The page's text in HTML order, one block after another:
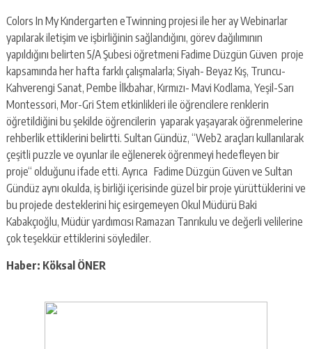
Colors In My Kındergarten eTwinning projesi ile her ay Webinarlar
yapılarak iletişim ve işbirliğinin sağlandığını, görev dağılımının
yapıldığını belirten 5/A Şubesi öğretmeni Fadime Düzgün Güven proje
kapsamında her hafta farklı çalışmalarla; Siyah- Beyaz Kış, Truncu-
Kahverengi Sanat, Pembe İlkbahar, Kırmızı- Mavi Kodlama, Yeşil-Sarı
Montessori, Mor-Gri Stem etkinlikleri ile öğrencilere renklerin
öğretildiğini bu şekilde öğrencilerin yaparak yaşayarak öğrenmelerine
rehberlik ettiklerini belirtti. Sultan Gündüz, “Web2 araçları kullanılarak
çeşitli puzzle ve oyunlar ile eğlenerek öğrenmeyi hedefleyen bir
proje“ olduğunu ifade etti. Ayrıca Fadime Düzgün Güven ve Sultan
Gündüz aynı okulda, iş birliği içerisinde güzel bir proje yürüttüklerini ve
bu projede desteklerini hiç esirgemeyen Okul Müdürü Baki
Kabakçıoğlu, Müdür yardımcısı Ramazan Tanrıkulu ve değerli velilerine
çok teşekkür ettiklerini söylediler.
Haber: Köksal ÖNER